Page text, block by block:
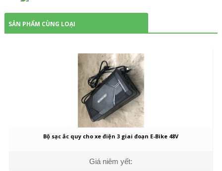
SẢN PHẨM CÙNG LOẠI
Bộ sạc ắc quy cho xe điện 3 giai đoạn E-Bike 48V
Giá niêm yết: